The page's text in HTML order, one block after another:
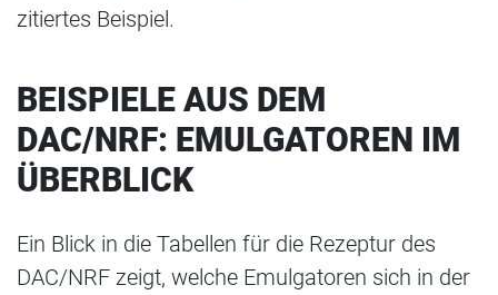
zitiertes Beispiel.
BEISPIELE AUS DEM
DAC/NRF: EMULGATOREN IM
ÜBERBLICK
Ein Blick in die Tabellen für die Rezeptur des
DAC/NRF zeigt, welche Emulgatoren sich in der